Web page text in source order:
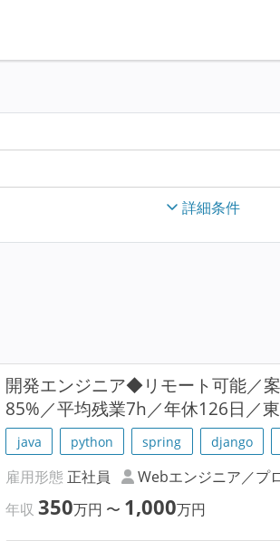
詳細条件
開発エンジニア◆リモート可能／
85%／平均残業7h／年休126日／
java python spring django
雇用形態 正社員 Webエンジニア／プ
年収350万円 〜 1,000万円